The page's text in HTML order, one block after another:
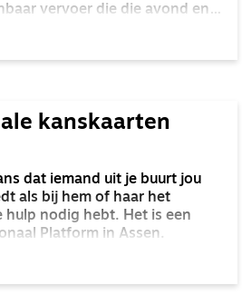
vervoer die die avond en
moesten werken.
kanskaarten
dat iemand uit je buurt jou
als bij hem of haar het
hulp nodig hebt. Het is een
Platform in Assen.